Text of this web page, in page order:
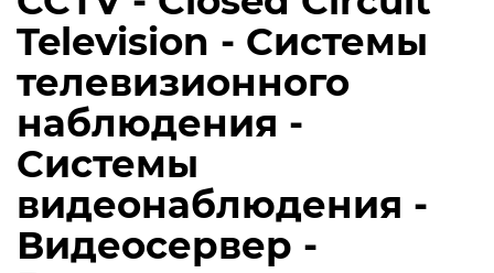
Television - Системы
телевизионного
наблюдения -
Системы
видеонаблюдения -
Видеосервер -